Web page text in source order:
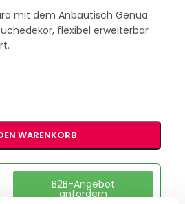
mit dem Anbautisch Genua
flexibel erweiterbar
WARENKORB
B2B-Angebot
anfordern